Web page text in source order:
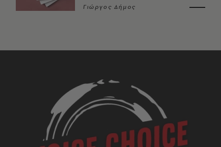
Γιώργος Δήμος